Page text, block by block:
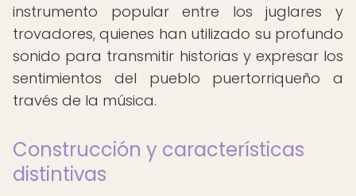
instrumento popular entre los juglares y
trovadores, quienes han utilizado su profundo
sonido para transmitir historias y expresar los
sentimientos del pueblo puertorriqueño a
través de la música.
Construcción y características
distintivas